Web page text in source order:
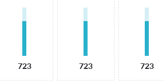
723 723 723